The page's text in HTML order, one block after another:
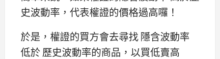
史波動率，代表權證的價格過高囉！
於是，權證的買方會去尋找 隱含波動率
低於 歷史波動率的商品，以買低賣高